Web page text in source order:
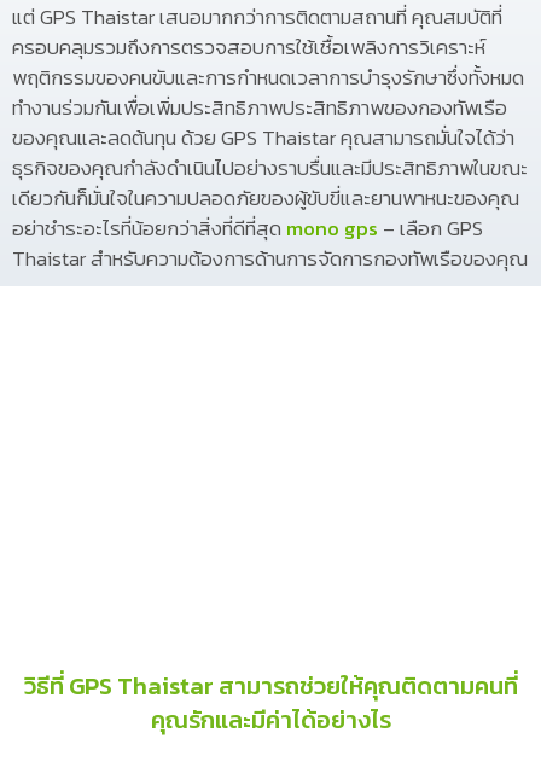
แต่ GPS Thaistar เสนอมากกว่าการติดตามสถานที่ คุณสมบัติที่
ครอบคลุมรวมถึงการตรวจสอบการใช้เชื้อเพลิงการวิเคราะห์
พฤติกรรมของคนขับและการกำหนดเวลาการบำรุงรักษาซึ่งทั้งหมด
ทำงานร่วมกันเพื่อเพิ่มประสิทธิภาพประสิทธิภาพของกองทัพเรือ
ของคุณและลดต้นทุน ด้วย GPS Thaistar คุณสามารถมั่นใจได้ว่า
ธุรกิจของคุณกำลังดำเนินไปอย่างราบรื่นและมีประสิทธิภาพในขณะ
เดียวกันก็มั่นใจในความปลอดภัยของผู้ขับขี่และยานพาหนะของคุณ
อย่าชำระอะไรที่น้อยกว่าสิ่งที่ดีที่สุด mono gps – เลือก GPS
Thaistar สำหรับความต้องการด้านการจัดการกองทัพเรือของคุณ
วิธีที่ GPS Thaistar สามารถช่วยให้คุณติดตามคนที่
คุณรักและมีค่าได้อย่างไร